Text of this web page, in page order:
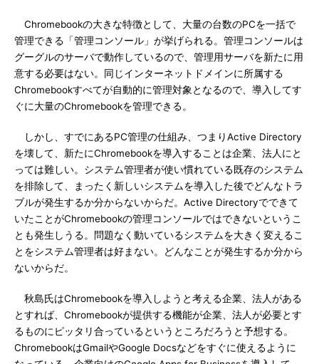
Chromebookの大きな特徴として、大量の台数のPCを一括で
管理できる「管理コンソール」が挙げられる。管理コンソールは
グーグルのサーバで動作しているので、管理用サーバを新たに用
意する必要はない。同じインターネットドメインに所属する
Chromebookすべてが自動的に管理対象となるので、導入してす
ぐに大量のChromebookを管理できる。
しかし、すでにあるPC管理の仕組み、つまりActive Directory
を壊して、新たにChromebookを導入することは企業、法人にと
っては難しい。システム管理者が使い慣れている既存のシステム
を排除して、まったく新しいシステムを導入した後でどんなトラ
ブルが発生するか分からないからだ。Active Directoryでできて
いたことがChromebookの管理コンソールではできないというこ
とも発生しうる。問題なく動いているシステムを大きく変えるこ
とをシステム管理者は好まない。どんなことが発生するか分から
ないからだ。
秋島氏はChromebookを導入しようと考える企業、法人がある
とすれば、Chromebookが提供する機能が企業、法人が必要とす
るものにピッタリ合っているというところだろうと予想する。
ChromebookはGmailやGoogle Docsなどをすぐに使えるように